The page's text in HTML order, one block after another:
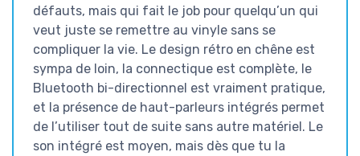
défauts, mais qui fait le job pour quelqu’un qui
veut juste se remettre au vinyle sans se
compliquer la vie. Le design rétro en chêne est
sympa de loin, la connectique est complète, le
Bluetooth bi-directionnel est vraiment pratique,
et la présence de haut-parleurs intégrés permet
de l’utiliser tout de suite sans autre matériel. Le
son intégré est moyen, mais dès que tu la